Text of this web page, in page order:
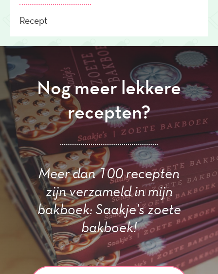
Recept
Nog meer lekkere
recepten?
Meer dan 100 recepten
zijn verzameld in mijn
bakboek: Saakje's zoete
bakboek!